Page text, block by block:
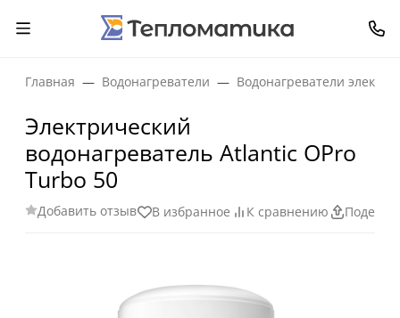
Главная Водонагреватели Водонагреватели
Электрический
водонагреватель Atlantic OPro
Turbo 50
Добавить отзыв В избранное К сравнению